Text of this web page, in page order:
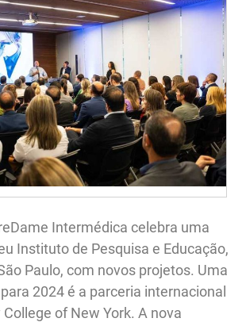
Intermédica celebra uma
Instituto de Pesquisa e Educação,
Paulo, com novos projetos. Uma
2024 é a parceria internacional
of New York. A nova